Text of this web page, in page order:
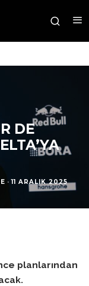
DE
· 11 ARALIK 2025
planlarından